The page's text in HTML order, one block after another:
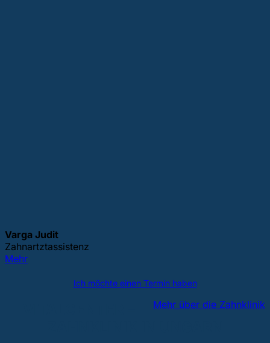
Varga Judit
Zahnartztassistenz
Mehr
Ich möchte einen Termin haben
Mehr über die Zahnklinik